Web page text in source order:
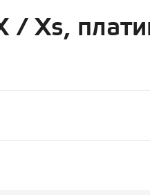
/ Xs,